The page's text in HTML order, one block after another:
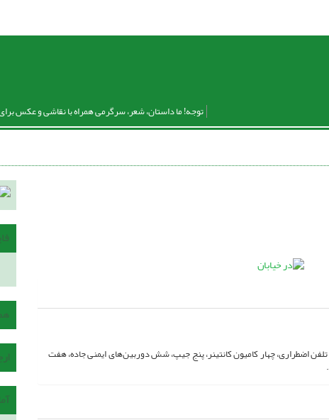
توجه! ما داستان، شعر، سرگرمی همراه با نقاشی و عکس
اضطراری، چهار کامیون کانتینر، پنج جیپ، شش دوربین‌های ایمنی جاده، هفت